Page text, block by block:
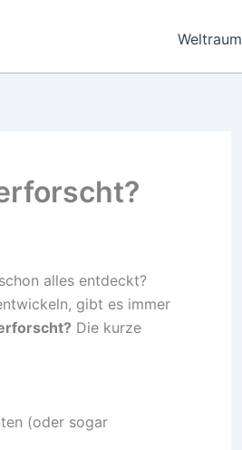
Weltraum
alles entdeckt?
gibt es immer
Die kurze
(oder sogar